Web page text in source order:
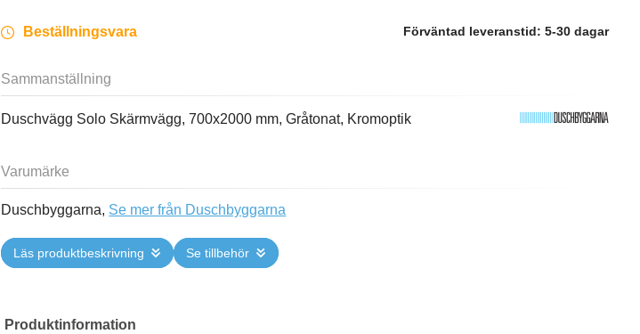
Beställningsvara Förväntad leveranstid: 5-30 dagar
Sammanställning
Duschvägg Solo Skärmvägg, 700x2000 mm, Gråtonat, Kromoptik
Varumärke
Duschbyggarna, Se mer från Duschbyggarna
Läs produktbeskrivning Se tillbehör
Produktinformation